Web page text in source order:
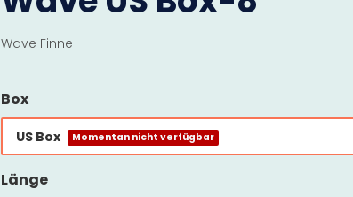
Wave Finne
Box
US Box Momentan nicht verfügbar
Länge